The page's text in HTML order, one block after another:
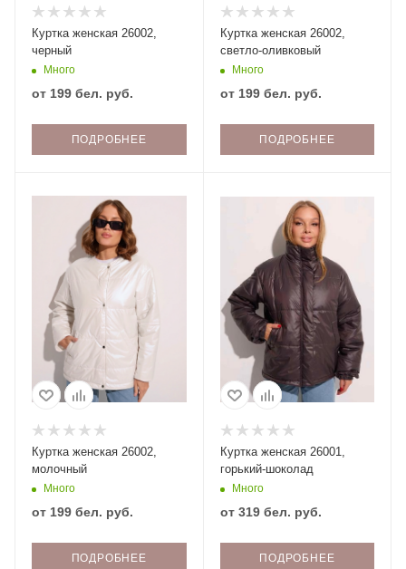
Куртка женская 26002,
черный
Много
от 199 бел. руб.
ПОДРОБНЕЕ
Куртка женская 26002,
светло-оливковый
Много
от 199 бел. руб.
ПОДРОБНЕЕ
Куртка женская 26002,
молочный
Много
от 199 бел. руб.
ПОДРОБНЕЕ
Куртка женская 26001,
горький-шоколад
Много
от 319 бел. руб.
ПОДРОБНЕЕ